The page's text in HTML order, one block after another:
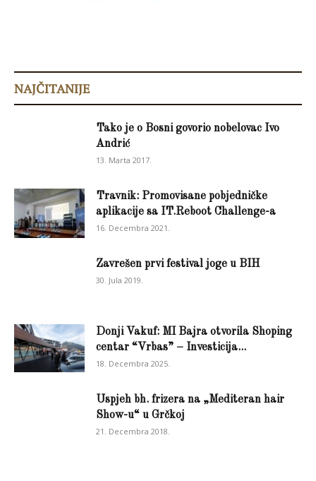
NAJČITANIJE
Tako je o Bosni govorio nobelovac Ivo
Andrić
13. Marta 2017.
Travnik: Promovisane pobjedničke
aplikacije sa IT.Reboot Challenge-a
16. Decembra 2021.
Zavrešen prvi festival joge u BIH
30. Jula 2019.
Donji Vakuf: MI Bajra otvorila Shoping
centar “Vrbas” – Investicija...
18. Decembra 2025.
Uspjeh bh. frizera na „Mediteran hair
Show-u“ u Grčkoj
21. Decembra 2018.